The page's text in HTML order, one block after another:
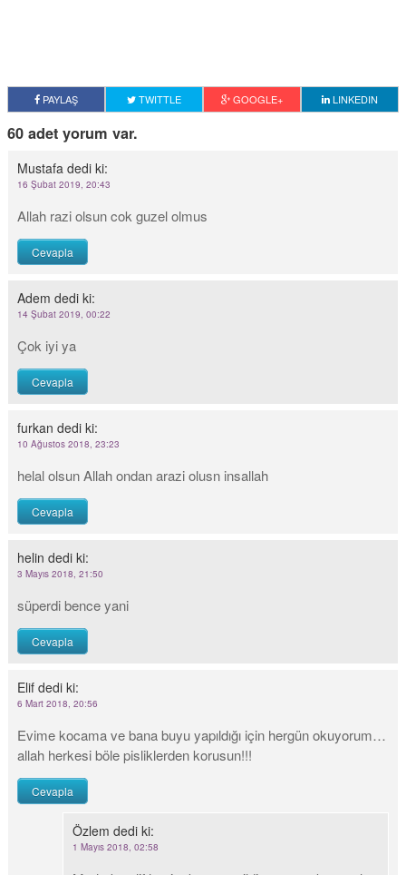
PAYLAŞ TWITTLE GOOGLE+ LINKEDIN
60 adet yorum var.
Mustafa dedi ki:
16 Şubat 2019, 20:43
Allah razi olsun cok guzel olmus
Cevapla
Adem dedi ki:
14 Şubat 2019, 00:22
Çok iyi ya
Cevapla
furkan dedi ki:
10 Ağustos 2018, 23:23
helal olsun Allah ondan arazi olusn insallah
Cevapla
helin dedi ki:
3 Mayıs 2018, 21:50
süperdi bence yani
Cevapla
Elif dedi ki:
6 Mart 2018, 20:56
Evime kocama ve bana buyu yapıldığı için hergün okuyorum…
allah herkesi böle pisliklerden korusun!!!
Cevapla
Özlem dedi ki:
1 Mayıs 2018, 02:58